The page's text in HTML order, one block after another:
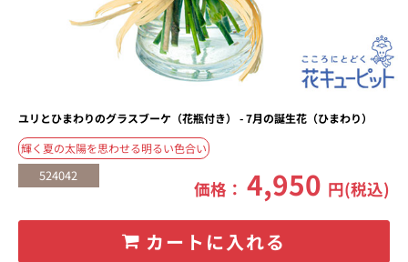
ユリとひまわりのグラスブーケ（花瓶付き） - 7月の誕生花（ひまわり）
輝く夏の太陽を思わせる明るい色合い
524042
価格：4,950 円(税込)
カートに入れる